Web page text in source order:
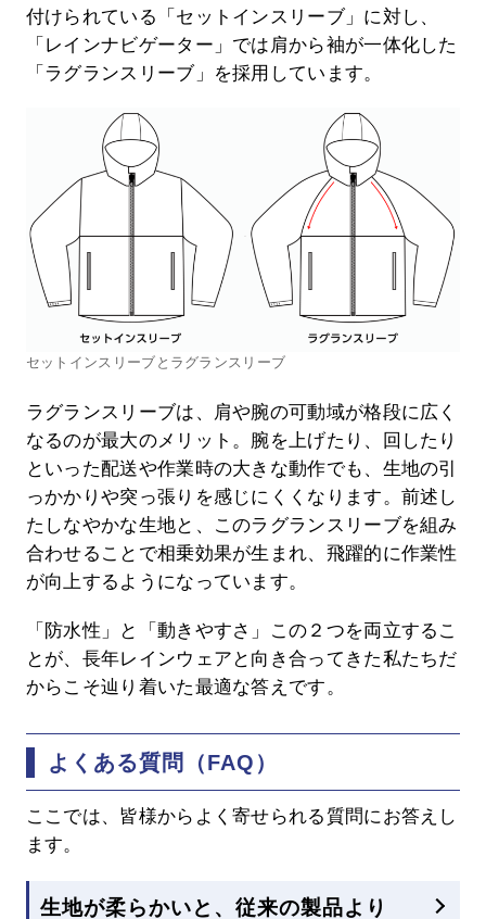
付けられている「セットインスリーブ」に対し、
「レインナビゲーター」では肩から袖が一体化した
「ラグランスリーブ」を採用しています。
セットインスリーブとラグランスリーブ
ラグランスリーブは、肩や腕の可動域が格段に広く
なるのが最大のメリット。腕を上げたり、回したり
といった配送や作業時の大きな動作でも、生地の引
っかかりや突っ張りを感じにくくなります。前述し
たしなやかな生地と、このラグランスリーブを組み
合わせることで相乗効果が生まれ、飛躍的に作業性
が向上するようになっています。
「防水性」と「動きやすさ」この２つを両立するこ
とが、長年レインウェアと向き合ってきた私たちだ
からこそ辿り着いた最適な答えです。
よくある質問（FAQ）
ここでは、皆様からよく寄せられる質問にお答えし
ます。
生地が柔らかいと、従来の製品より